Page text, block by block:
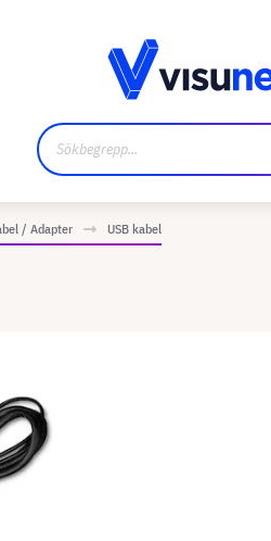
/ Adapter USB kabel